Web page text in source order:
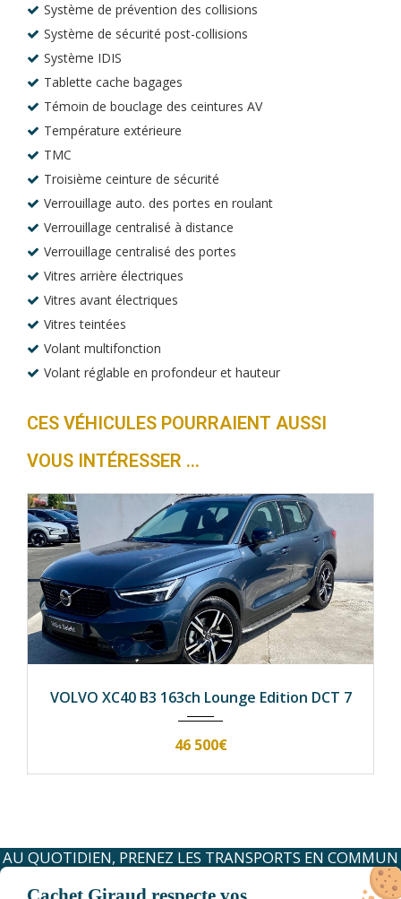
Système de prévention des collisions
Système de sécurité post-collisions
Système IDIS
Tablette cache bagages
Témoin de bouclage des ceintures AV
Température extérieure
TMC
Troisième ceinture de sécurité
Verrouillage auto. des portes en roulant
Verrouillage centralisé à distance
Verrouillage centralisé des portes
Vitres arrière électriques
Vitres avant électriques
Vitres teintées
Volant multifonction
Volant réglable en profondeur et hauteur
CES VÉHICULES POURRAIENT AUSSI
VOUS INTÉRESSER ...
VOLVO XC40 B3 163ch Lounge Edition DCT 7
46 500€
AU QUOTIDIEN, PRENEZ LES TRANSPORTS EN COMMUN